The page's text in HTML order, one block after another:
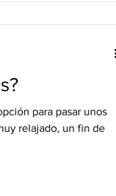
para pasar unos
relajado, un fin de